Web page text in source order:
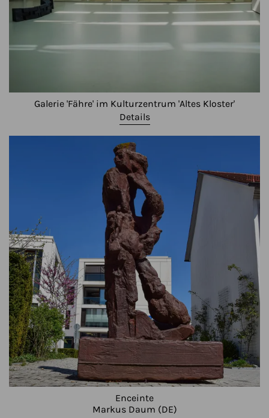
Galerie 'Fähre' im Kulturzentrum 'Altes Kloster'
Details
Enceinte
Markus Daum (DE)